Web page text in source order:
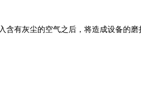
含有灰尘的空气之后，将造成设备的